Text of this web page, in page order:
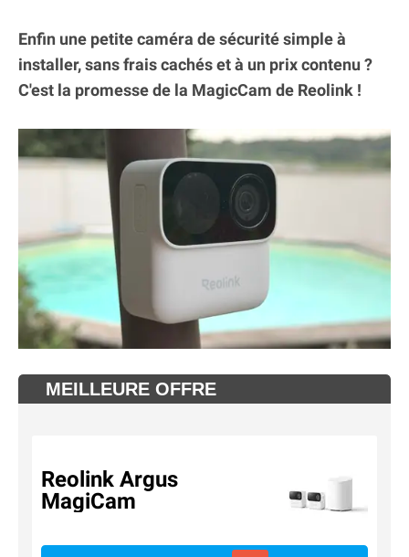
Enfin une petite caméra de sécurité simple à
installer, sans frais cachés et à un prix contenu ?
C'est la promesse de la MagicCam de Reolink !
MEILLEURE OFFRE
Reolink Argus
MagiCam